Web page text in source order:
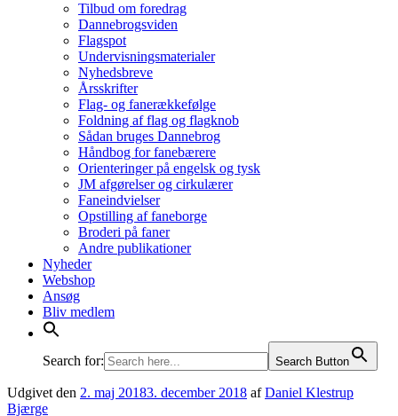
Tilbud om foredrag
Dannebrogsviden
Flagspot
Undervisningsmaterialer
Nyhedsbreve
Årsskrifter
Flag- og fanerækkefølge
Foldning af flag og flagknob
Sådan bruges Dannebrog
Håndbog for fanebærere
Orienteringer på engelsk og tysk
JM afgørelser og cirkulærer
Faneindvielser
Opstilling af faneborge
Broderi på faner
Andre publikationer
Nyheder
Webshop
Ansøg
Bliv medlem
Search for: Search Button
Udgivet den 2. maj 20183. december 2018 afDaniel Klestrup
Bjærge